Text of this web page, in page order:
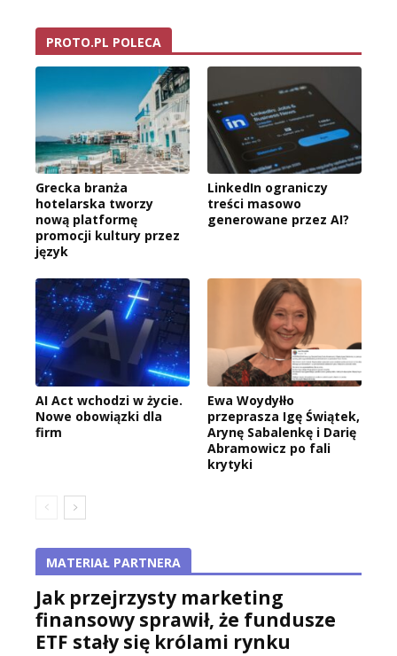
PROTO.PL POLECA
Grecka branża
hotelarska tworzy
nową platformę
promocji kultury przez
język
LinkedIn ograniczy
treści masowo
generowane przez AI?
AI Act wchodzi w życie.
Nowe obowiązki dla
firm
Ewa Woydyłło
przeprasza Igę Świątek,
Arynę Sabalenkę i Darię
Abramowicz po fali
krytyki
MATERIAŁ PARTNERA
Jak przejrzysty marketing
finansowy sprawił, że fundusze
ETF stały się królami rynku